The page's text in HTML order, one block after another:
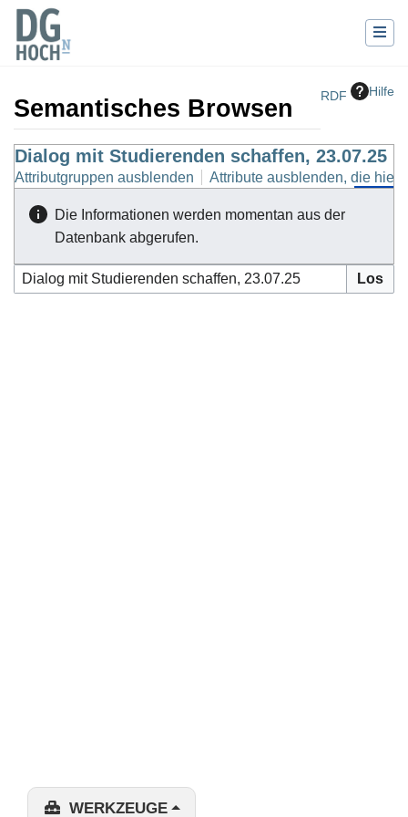
RDF Hilfe
Semantisches Browsen
Wechseln zu:Navigation,Suche
Dialog mit Studierenden schaffen, 23.07.25
Attributgruppen ausblenden Attribute ausblenden, die
Die Informationen werden momentan aus der
Datenbank abgerufen.
WERKZEUGE